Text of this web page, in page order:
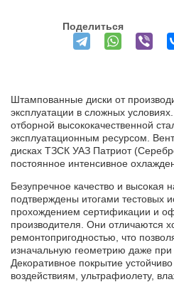
Поделиться
Штампованные диски от
эксплуатации в сложных
отборной высококачественной
эксплуатационным ресурсом.
дисках ТЗСК УАЗ Патриот
постоянное интенсивное
Безупречное качество и высокая
подтверждены итогами тестовых
прохождением сертификации и
производителя. Они отличаются
ремонтопригодностью, что
изначальную геометрию даже
Декоративное покрытие
воздействиям, ультрафиолету,